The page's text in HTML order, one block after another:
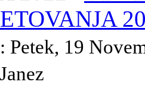
Petek, 19